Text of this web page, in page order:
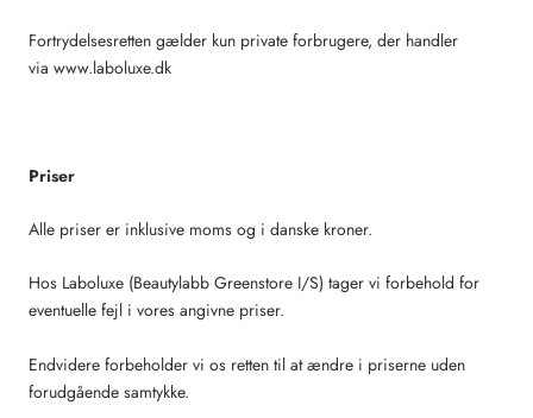
Fortrydelsesretten gælder kun private forbrugere, der handler
via www.laboluxe.dk
Priser
Alle priser er inklusive moms og i danske kroner.
Hos Laboluxe (Beautylabb Greenstore I/S) tager vi forbehold for
eventuelle fejl i vores angivne priser.
Endvidere forbeholder vi os retten til at ændre i priserne uden
forudgående samtykke.